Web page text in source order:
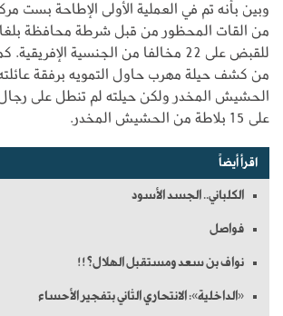
وبين بأنه تم في العملية الأولى الإطاحة بست
من القات المحظور من قبل شرطة محافظة
للقبض على 22 مخالفا من الجنسية
من كشف حيلة مهرب حاول التمويه برفقة
الحشيش المخدر ولكن حيلته لم تنطل على رجال
على 15 بلاطة من الحشيش المخدر.
اقرأ أيضاً
الكلباني.. الجسد الأسود
فواصل
نواف بن سعد ومستقبل الهلال؟!!
«الداخلية»: الانتحاري الثاني بتفجير الأحساء